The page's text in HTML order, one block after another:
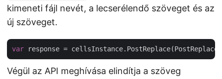
kimeneti fájl nevét, a lecserélendő szöveget és az
új szöveget.
var
Végül az API meghívása elindítja a szöveg